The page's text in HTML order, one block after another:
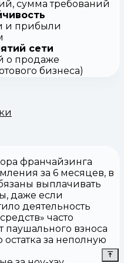
сумма требований
и прибыли
сети
о продаже
бизнеса)
франчайзинга
за 6 месяцев, в
выплачивать
даже если
деятельность
часто
паушального взноса
остатка за неполную